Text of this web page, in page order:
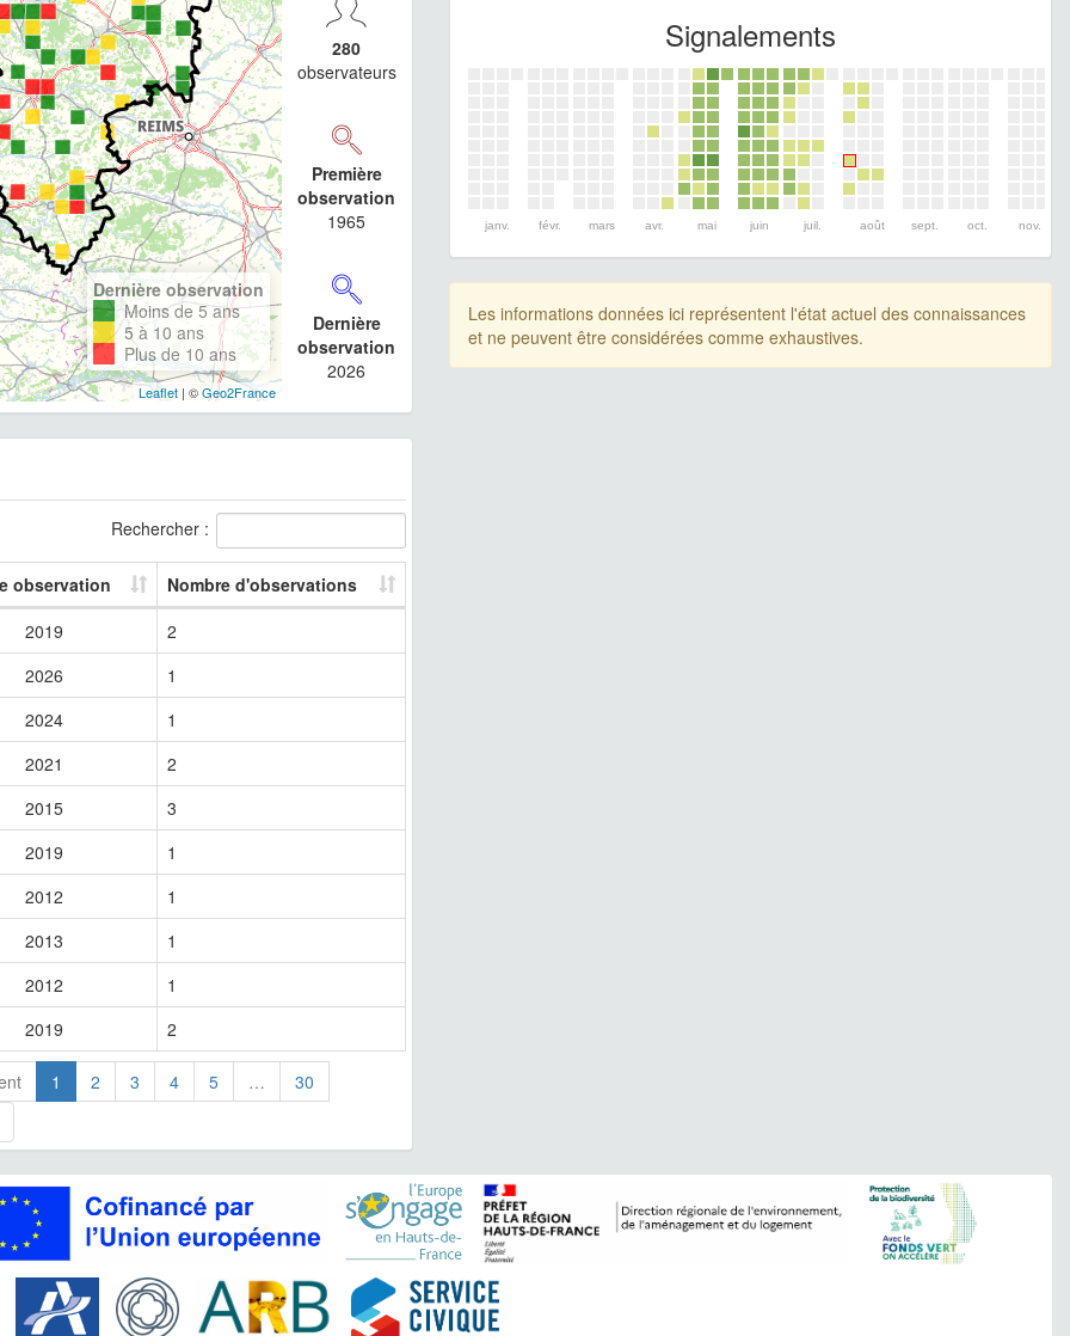
Dernière observation
Moins de 5 ans
5 à 10 ans
Plus de 10 ans
Leaflet| ©Geo2France
280
observateurs
Première
observation
1965
Dernière
observation
2026
Rechercher :
observation
Nombre d'observations
2019
2
2026
1
2024
1
2021
2
2015
3
2019
1
2012
1
2013
1
2012
1
2019
2
1 2 3 4 5 … 30
Signalements
janv. févr. mars avr. mai juin juil. août sept. oct. nov.
Les informations données ici représentent l'état actuel des connaissances
et ne peuvent être considérées comme exhaustives.